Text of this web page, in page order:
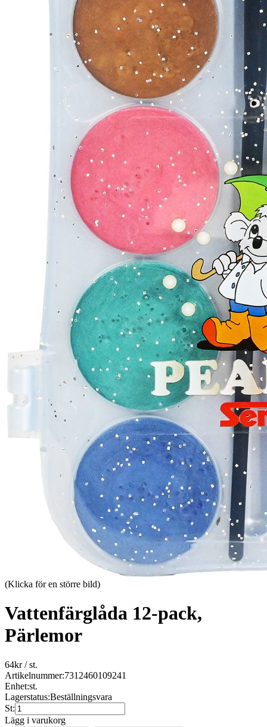
(Klicka för en större bild)
Vattenfärglåda 12-pack,
Pärlemor
64kr/ st.
Artikelnummer:7312460109241
Enhet:st.
Lagerstatus:Beställningsvara
St:
Lägg i varukorg